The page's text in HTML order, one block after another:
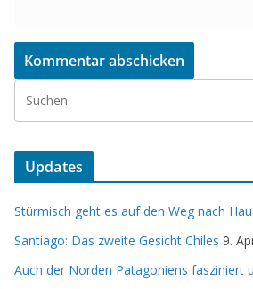
Updates
Stürmisch geht es auf den Weg nach
Santiago: Das zweite Gesicht Chiles 9.
Auch der Norden Patagoniens fasziniert